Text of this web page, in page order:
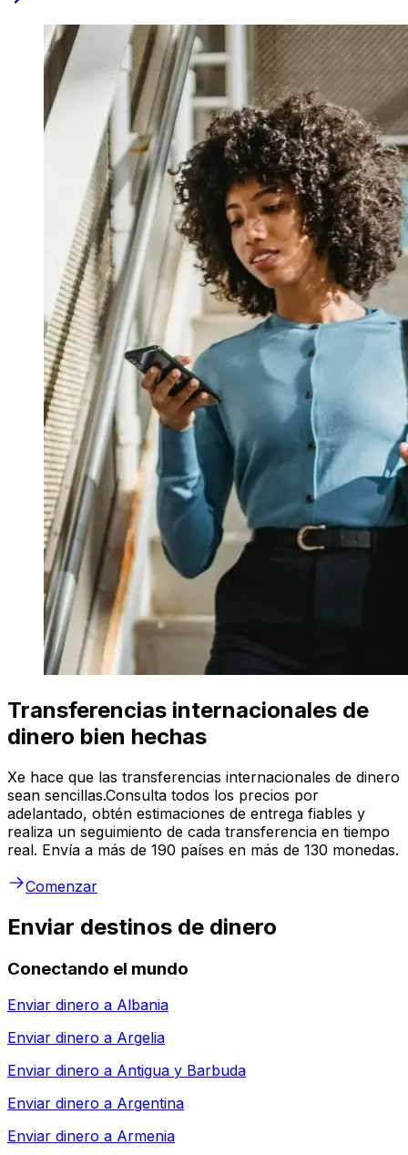
Transferencias internacionales de
dinero bien hechas
Xe hace que las transferencias internacionales de dinero
sean sencillas.Consulta todos los precios por
adelantado, obtén estimaciones de entrega fiables y
realiza un seguimiento de cada transferencia en tiempo
real. Envía a más de 190 países en más de 130 monedas.
Comenzar
Enviar destinos de dinero
Conectando el mundo
Enviar dinero a Albania
Enviar dinero a Argelia
Enviar dinero a Antigua y Barbuda
Enviar dinero a Argentina
Enviar dinero a Armenia